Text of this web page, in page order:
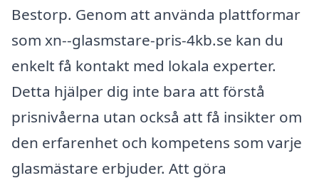
Bestorp. Genom att använda plattformar
som xn--glasmstare-pris-4kb.se kan du
enkelt få kontakt med lokala experter.
Detta hjälper dig inte bara att förstå
prisnivåerna utan också att få insikter om
den erfarenhet och kompetens som varje
glasmästare erbjuder. Att göra